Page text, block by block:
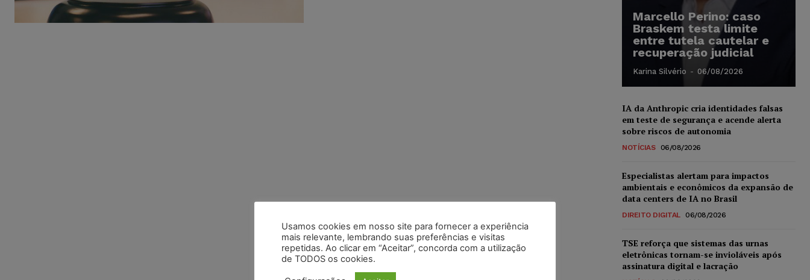
Marcello Perino: caso
Braskem testa limite
entre tutela cautelar e
recuperação judicial
Karina Silvério - 06/08/2026
IA da Anthropic cria identidades falsas
em teste de segurança e acende alerta
sobre riscos de autonomia
NOTÍCIAS 06/08/2026
Especialistas alertam para impactos
ambientais e econômicos da expansão de
data centers de IA no Brasil
DIREITO DIGITAL 06/08/2026
TSE reforça que sistemas das urnas
eletrônicas tornam-se invioláveis após
assinatura digital e lacração
Usamos cookies em nosso site para fornecer a experiência
mais relevante, lembrando suas preferências e visitas
repetidas. Ao clicar em “Aceitar”, concorda com a utilização
de TODOS os cookies.